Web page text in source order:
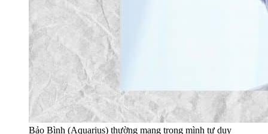
Bảo Bình (Aquarius) thường mang trong mình tư duy